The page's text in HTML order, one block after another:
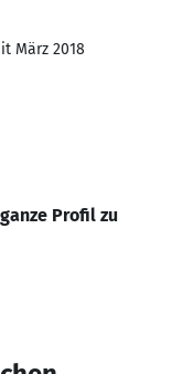
März 2018
Profil zu